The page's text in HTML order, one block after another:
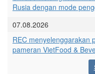
Rusia dengan mode
07.08.2026
REC menyelenggarakan
pameran VietFood &